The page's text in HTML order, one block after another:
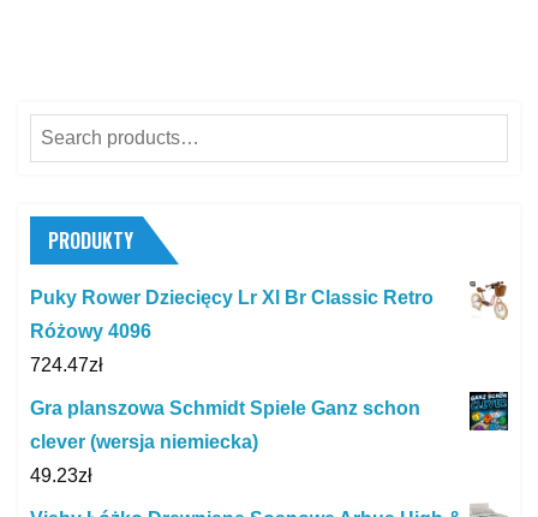
Search
for:
PRODUKTY
Puky Rower Dziecięcy Lr Xl Br Classic Retro
Różowy 4096
724.47zł
Gra planszowa Schmidt Spiele Ganz schon
clever (wersja niemiecka)
49.23zł